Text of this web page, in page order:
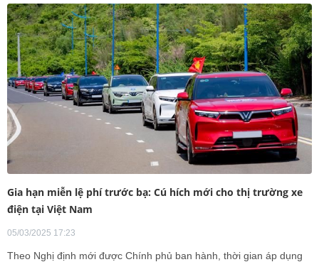
Gia hạn miễn lệ phí trước bạ: Cú hích mới cho thị trường xe
điện tại Việt Nam
05/03/2025 17:23
Theo Nghị định mới được Chính phủ ban hành, thời gian áp dụng